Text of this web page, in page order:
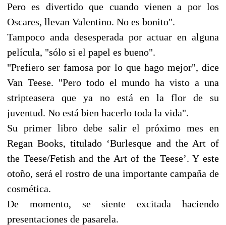
Pero es divertido que cuando vienen a por los
Oscares, llevan Valentino. No es bonito".
Tampoco anda desesperada por actuar en alguna
película, "sólo si el papel es bueno".
"Prefiero ser famosa por lo que hago mejor", dice
Van Teese. "Pero todo el mundo ha visto a una
stripteasera que ya no está en la flor de su
juventud. No está bien hacerlo toda la vida".
Su primer libro debe salir el próximo mes en
Regan Books, titulado ‘Burlesque and the Art of
the Teese/Fetish and the Art of the Teese’. Y este
otoño, será el rostro de una importante campaña de
cosmética.
De momento, se siente excitada haciendo
presentaciones de pasarela.